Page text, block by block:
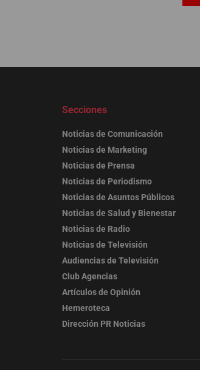
Secciones
Noticias de Comunicación
Noticias de Marketing
Noticias de Prensa
Noticias de Periodismo
Noticias de Asuntos Públicos
Noticias de Salud y Bienestar
Noticias de Radio
Noticias de Televisión
Audiencias de Televisión
Club Agencias
Artículos de Opinión
Hemeroteca
Dirección PR Noticias